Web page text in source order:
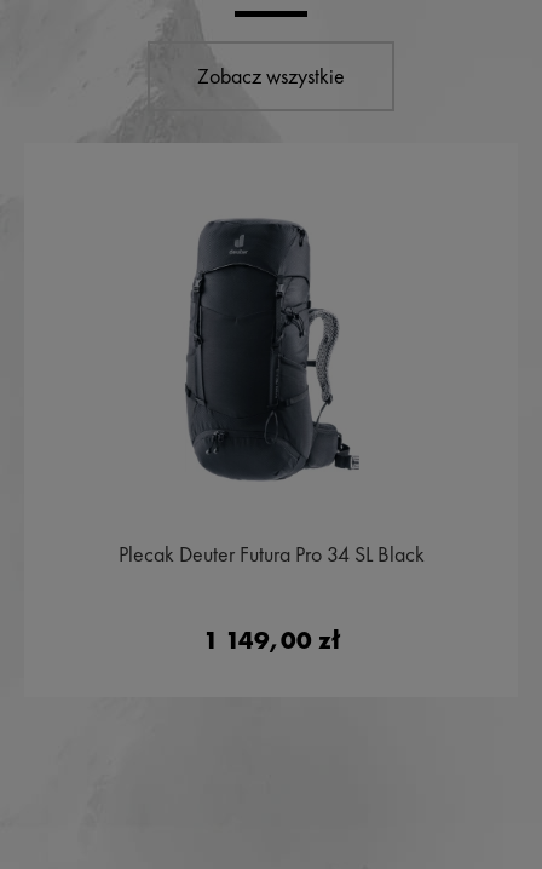
Zobacz wszystkie
Plecak Deuter Futura Pro 34 SL Black
1 149,00 zł